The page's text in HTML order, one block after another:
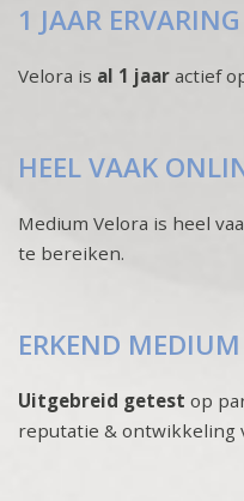
1 JAAR ERVARING
Velora is al 1 jaar actief
HEEL VAAK
Medium Velora is heel
te bereiken.
ERKEND MEDIUM
Uitgebreid getest op
reputatie & ontwikkeling